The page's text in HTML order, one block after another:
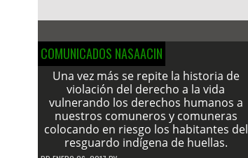
COMUNICADOS NASAACIN
Una vez más se repite la historia de
violación del derecho a la vida
vulnerando los derechos humanos a
nuestros comuneros y comuneras
colocando en riesgo los habitantes del
resguardo indígena de huellas.